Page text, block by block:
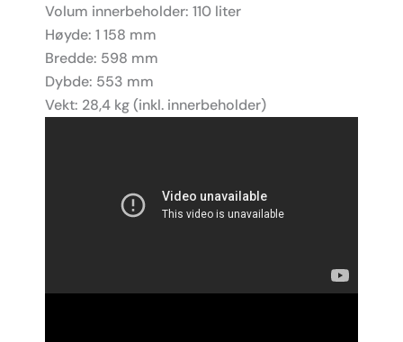
Volum innerbeholder: 110 liter
Høyde: 1 158 mm
Bredde: 598 mm
Dybde: 553 mm
Vekt: 28,4 kg (inkl. innerbeholder)